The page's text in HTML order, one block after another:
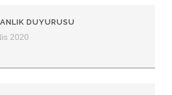
DUYURUSU
2020